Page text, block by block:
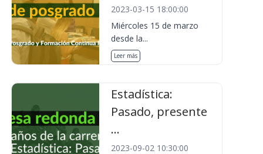
2023-03-15 18:00:00
Miércoles 15 de marzo
desde la...
Leer más
Estadística:
Pasado, presente
...
2023-09-02 10:30:00